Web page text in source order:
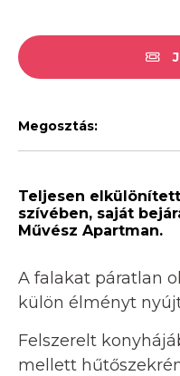
Megosztás:
Teljesen
szívében, saját
Művész Apartman.
A falakat páratlan
külön élményt
Felszerelt
mellett